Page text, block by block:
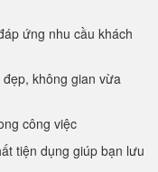
ứng nhu cầu khách
không gian vừa
công việc
tiện dụng giúp bạn lưu